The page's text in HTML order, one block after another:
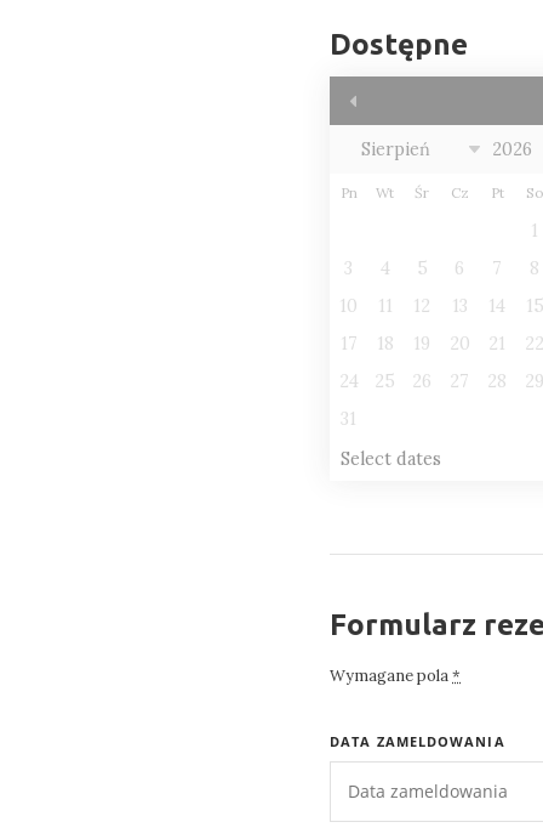
Dostępne
Pn Wt Śr Cz Pt So
1
3
4 5 6 7 8
10
11 12 13 14 15
17
18 19 20 21 22
24
25 26 27 28 29
31
Select dates
Formularz
Wymagane pola*
DATA ZAMELDOWANIA